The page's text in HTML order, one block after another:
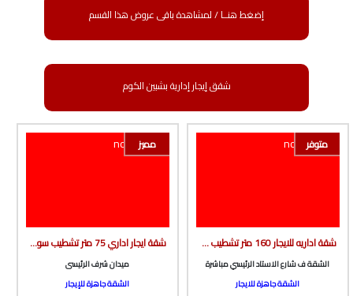
إضغط هنــا / لمشاهدة باقى عروض هذا القسم
شقق إيجار إدارية بشبين الكوم
متوفر
شقة اداريه للايجار 160 متر تشطيب سوبر لوكس ف شارع الاستاد الرئيسي مباشرة من الوسيط العقارية بشبين الكوم
الشقة ف شارع الاستاد الرئيسي مباشرة
الشقة جاهزة للايجار
مميز
شقة ايجار اداري 75 متر تشطيب سوبر لوكس أول سكن ف برج جديد بأسانسير ف ميدان شرف من شركة الوسيط العقارية بشبين الكوم
ميدان شرف الرئيسى
الشقة جاهزة للإيجار